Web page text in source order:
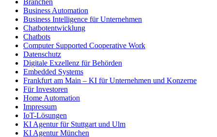
Business Automation
Business Intelligence für Unternehmen
Chatbotentwicklung
Chatbots
Computer Supported Cooperative Work
Datenschutz
Digitale Exzellenz für Behörden
Embedded Systems
Frankfurt am Main – KI für Unternehmen und Konzerne
Für Investoren
Home Automation
Impressum
IoT-Lösungen
KI Agentur für Stuttgart und Ulm
KI Agentur München